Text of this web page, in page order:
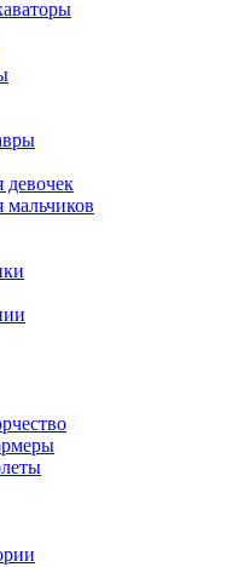
девочек
мальчиков